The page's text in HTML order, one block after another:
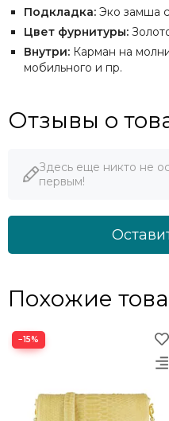
Подкладка: Эко замша
Цвет фурнитуры:
Внутри: Карман на
мобильного и пр.
Отзывы о
Здесь еще никто не
первым!
Похожие
−15%